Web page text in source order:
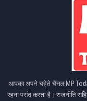
आपका अपने चहेते चैनल MP
रहना पसंद करता है। राजनीति